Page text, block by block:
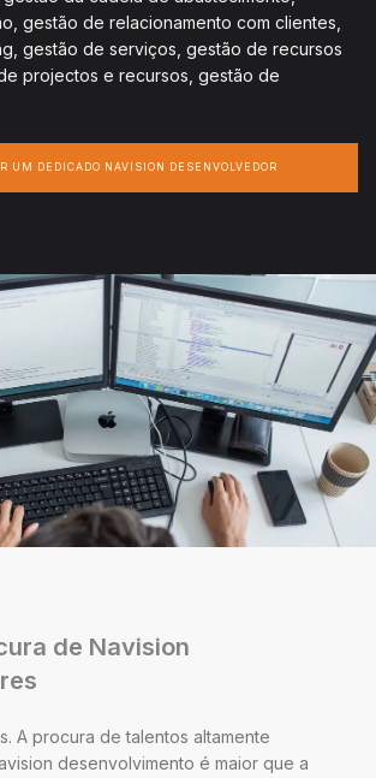
gestão de relacionamento com clientes,
gestão de serviços, gestão de recursos
projectos e recursos, gestão de
UM DEDICADO NAVISION DESENVOLVEDOR
de Navision
A procura de talentos altamente
desenvolvimento é maior que a